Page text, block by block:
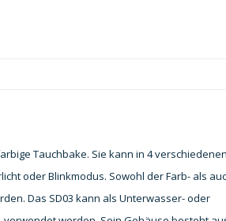
Tauchbake. Sie kann in 4
oder Blinkmodus. Sowohl der Farb- als
Das SD03 kann als Unterwasser- oder